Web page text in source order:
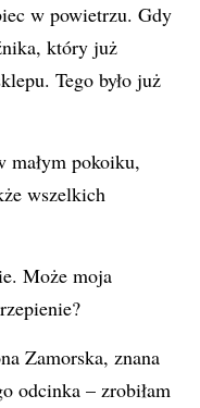
w powietrzu. Gdy
który już
Tego było już
małym pokoiku,
wszelkich
Może moja
Zamorska, znana
odcinka – zrobiłam